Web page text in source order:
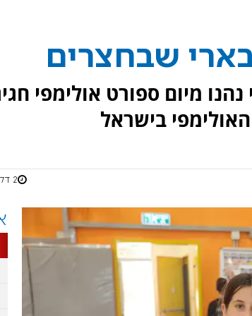
בארי שבחצרים
נהנו מיום ספורט אולימפי
בישראל
2 דקות